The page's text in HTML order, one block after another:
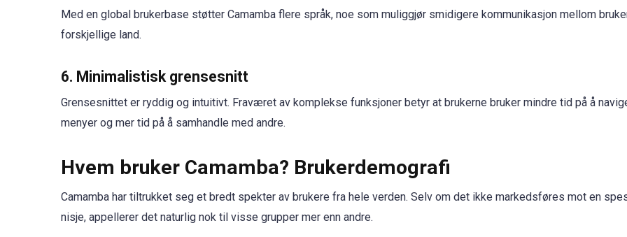
Med en global brukerbase støtter Camamba flere språk, noe som muliggjør smidigere kommunikasjon mellom
forskjellige land.
6. Minimalistisk grensesnitt
Grensesnittet er ryddig og intuitivt. Fraværet av komplekse funksjoner betyr at brukerne bruker mindre tid på å
menyer og mer tid på å samhandle med andre.
Hvem bruker Camamba? Brukerdemografi
Camamba har tiltrukket seg et bredt spekter av brukere fra hele verden. Selv om det ikke markedsføres mot en
nisje, appellerer det naturlig nok til visse grupper mer enn andre.